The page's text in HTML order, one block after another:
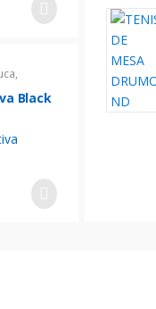
,
Black